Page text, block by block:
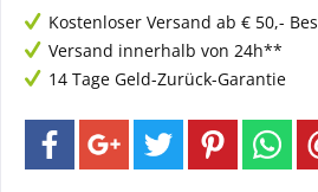
Kostenloser Versand ab € 50,-
Versand innerhalb von 24h**
14 Tage Geld-Zurück-Garantie